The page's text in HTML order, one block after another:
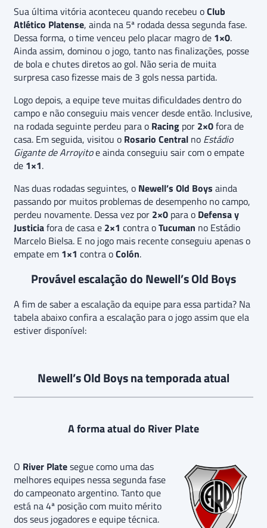
Sua última vitória aconteceu quando recebeu oClub
Atlético Platense, ainda na 5ª rodada dessa segunda fase.
Dessa forma, o time venceu pelo placar magro de 1×0.
Ainda assim, dominou o jogo, tanto nas finalizações, posse
de bola e chutes diretos ao gol. Não seria de muita
surpresa caso fizesse mais de 3 gols nessa partida.
Logo depois, a equipe teve muitas dificuldades dentro do
campo e não conseguiu mais vencer desde então. Inclusive,
na rodada seguinte perdeu para o Racing por 2×0fora de
casa. Em seguida, visitou o Rosario Central no Estádio
Gigante de Arroyitoe ainda conseguiu sair com o empate
de 1×1.
Nas duas rodadas seguintes, o Newell’s Old Boys ainda
passando por muitos problemas de desempenho no campo,
perdeu novamente. Dessa vez por 2×0 para o Defensa y
Justiciafora de casa e 2×1 contra oTucuman no Estádio
Marcelo Bielsa. E no jogo mais recente conseguiu apenas o
empate em 1×1 contra oColón.
Provável escalação do Newell’s Old Boys
A fim de saber a escalação da equipe para essa partida? Na
tabela abaixo confira a escalação para o jogo assim que ela
estiver disponível:
Newell’s Old Boys na temporada atual
A forma atual do River Plate
O River Platesegue como uma das
melhores equipes nessa segunda fase
do campeonato argentino. Tanto que
está na 4ª posição com muito mérito
dos seus jogadores e equipe técnica.